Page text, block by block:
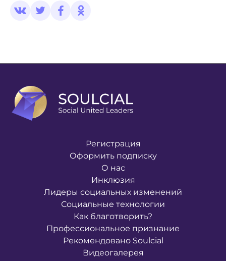
Регистрация
Оформить подписку
О нас
Инклюзия
Лидеры социальных изменений
Социальные технологии
Как благотворить?
Профессиональное признание
Рекомендовано Soulcial
Видеогалерея